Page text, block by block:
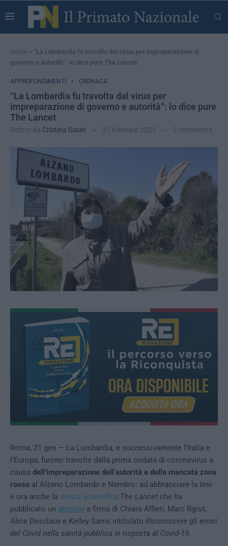
Home » “La Lombardia fu travolta dal virus per impreparazione di
governo e autorità”: lo dice pure The Lancet
APPROFONDIMENTI CRONACA
“La Lombardia fu travolta dal virus per
impreparazione di governo e autorità”: lo dice pure
The Lancet
Scritto da Cristina Gauri 21 Gennaio 2022 2 comments
Roma, 21 gen — La Lombardia, e successivamente l’Italia e
l’Europa, furono travolte dalla prima ondata di coronavirus a
causa dell’impreparazione dell’autorità e della mancata zona
rossa al Alzano Lombardo e Nembro: ad abbracciare la tesi
è ora anche la rivista scientifica The Lancet che ha
pubblicato un articolo a firma di Chiara Alfieri, Marc Rgrot,
Alice Desclaux e Kelley Sams intitolato Riconoscere gli errori
del Covid nella sanità pubblica in risposta al Covid-19.